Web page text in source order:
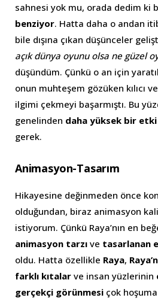
sahnesi yok mu, orada dedim ki
benziyor. Hatta daha o andan
bile dışına çıkan düşünceler
açık dünya oyunu olsa ne güzel
düşündüm. Çünkü o an için
onun muhteşem gözüken kılıcı
ilgimi çekmeyi başarmıştı. Bu
genelinden daha yüksek bir etki
gerek.
Animasyon-Tasarım
Hikayesine değinmeden önce
olduğundan, biraz animasyon
istiyorum. Çünkü Raya’nın en
animasyon tarzı ve tasarlanan
oldu. Hatta özellikle Raya,
farklı kıtalar ve insan yüzlerinin
gerçekçi görünmesi çok